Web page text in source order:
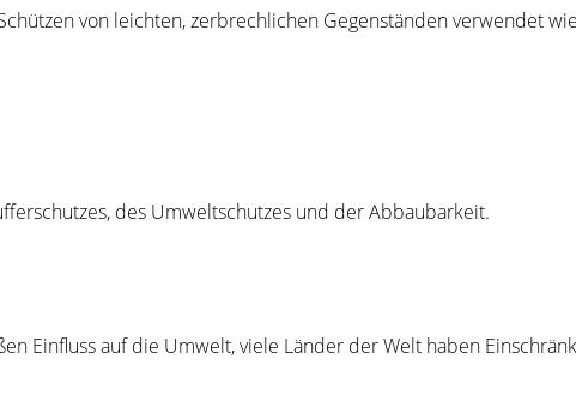
von leichten, zerbrechlichen Gegenständen verwendet
des Umweltschutzes und der Abbaubarkeit.
Einfluss auf die Umwelt, viele Länder der Welt haben